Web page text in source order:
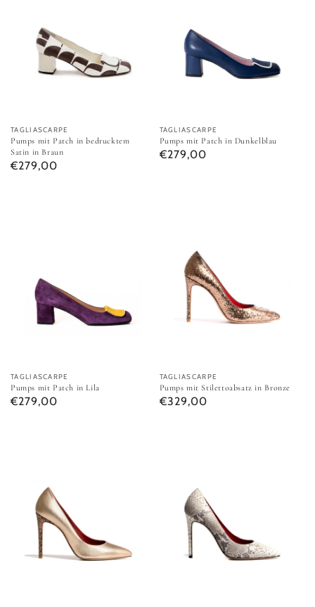
Anbieter:
TAGLIASCARPE
Pumps mit Patch in bedrucktem
Satin in Braun
Normaler Preis
€279,00
Anbieter:
TAGLIASCARPE
Pumps mit Patch in Dunkelblau
Normaler Preis
€279,00
Anbieter:
TAGLIASCARPE
Pumps mit Patch in Lila
Normaler Preis
€279,00
Anbieter:
TAGLIASCARPE
Pumps mit Stilettoabsatz in Bronze
Normaler Preis
€329,00